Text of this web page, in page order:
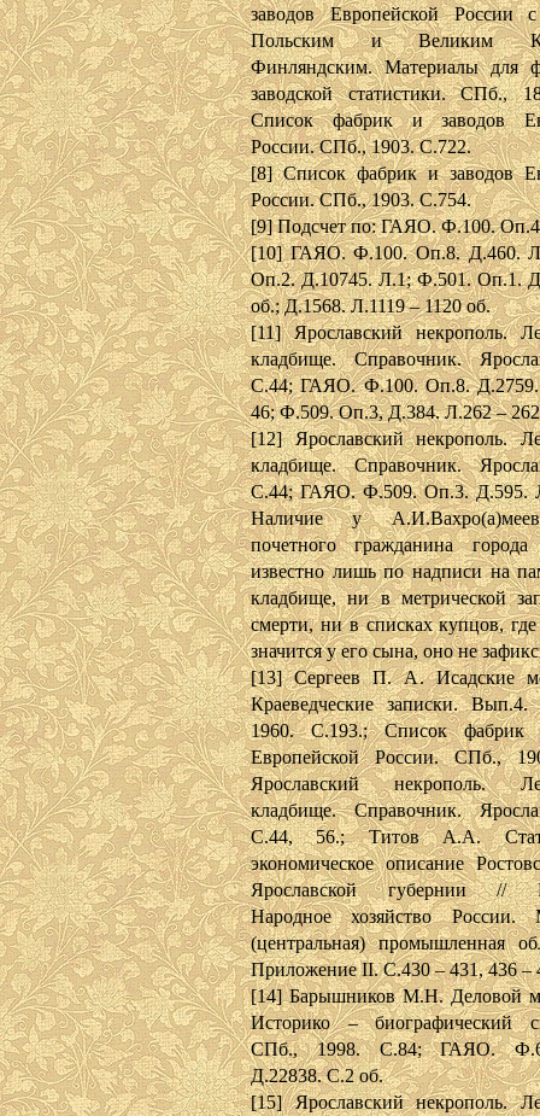
заводов Европейской России
Польским и Великим
Финляндским. Материалы для
заводской статистики. СПб.,
Список фабрик и заводов
России. СПб., 1903. С.722.
[8] Список фабрик и заводов
России. СПб., 1903. С.754.
[9] Подсчет по: ГАЯО. Ф.100.
[10] ГАЯО. Ф.100. Оп.8. Д.460.
Оп.2. Д.10745. Л.1; Ф.501. Оп.1.
об.; Д.1568. Л.1119 – 1120 об.
[11] Ярославский некрополь.
кладбище. Справочник.
С.44; ГАЯО. Ф.100. Оп.8.
46; Ф.509. Оп.3, Д.384. Л.262 –
[12] Ярославский некрополь.
кладбище. Справочник.
С.44; ГАЯО. Ф.509. Оп.3. Д.595.
Наличие у
почетного гражданина города
известно лишь по надписи на
кладбище, ни в метрической
смерти, ни в списках купцов, где
значится у его сына, оно не
[13] Сергеев П. А. Исадские
Краеведческие записки. Вып.4.
1960. С.193.; Список фабрик
Европейской России. СПб.,
Ярославский некрополь.
кладбище. Справочник.
С.44, 56.; Титов А.А.
экономическое описание
Ярославской губернии //
Народное хозяйство России.
(центральная) промышленная
Приложение II. С.430 – 431, 436 –
[14] Барышников М.Н. Деловой
Историко – биографический
СПб., 1998. С.84; ГАЯО.
Д.22838. С.2 об.
[15] Ярославский некрополь.